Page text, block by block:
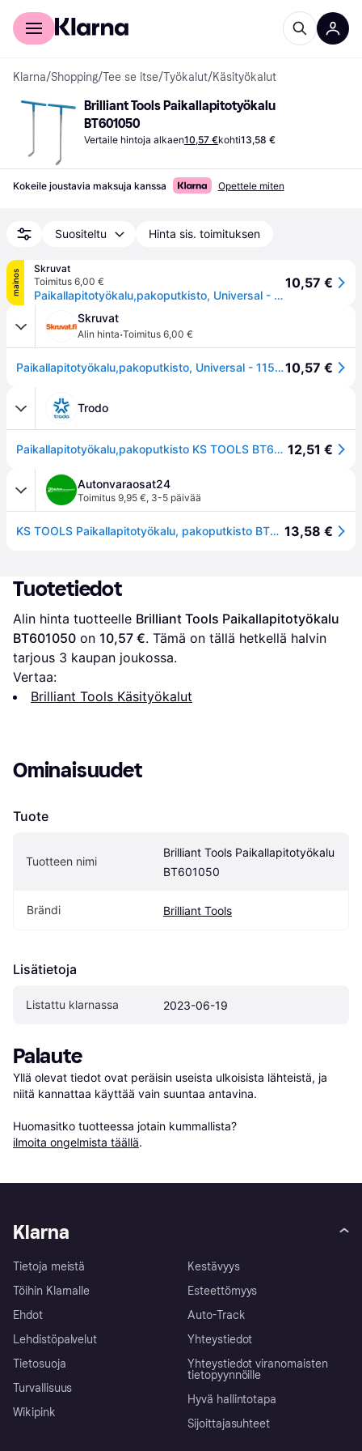
Kuluttajille
Klarna/Shopping/Tee se itse/Työkalut/Käsityökalut
Brilliant Tools Paikallapitotyökalu
BT601050
Vertaile hintoja alkaen10,57 €kohti13,58 €
Kokeile joustavia maksuja kanssa Opettele miten
Suositeltu Hinta sis. toimituksen
mainos
Skruvat
Toimitus 6,00 €
Paikallapitotyökalu,pakoputkisto, Universal - 1154345
10,57 €
Skruvat
Alin hinta·Toimitus 6,00 €
Paikallapitotyökalu,pakoputkisto, Universal - 115434510,57 €
Trodo
Paikallapitotyökalu,pakoputkisto KS TOOLS BT601050 12,51 €
Autonvaraosat24
Toimitus 9,95 €, 3-5 päivää
KS TOOLS Paikallapitotyökalu, pakoputkisto BT601050 13,58 €
Tuotetiedot
Alin hinta tuotteelle Brilliant Tools Paikallapitotyökalu
BT601050 on 10,57 €. Tämä on tällä hetkellä halvin
tarjous 3 kaupan joukossa.
Vertaa:
Brilliant Tools Käsityökalut
Ominaisuudet
Tuote
Tuotteen nimi
Brilliant Tools Paikallapitotyökalu
BT601050
Brändi Brilliant Tools
Lisätietoja
Listattu klarnassa 2023-06-19
Palaute
Yllä olevat tiedot ovat peräisin useista ulkoisista lähteistä, ja
niitä kannattaa käyttää vain suuntaa antavina.
Huomasitko tuotteessa jotain kummallista?
ilmoita ongelmista täällä.
Klarna
Tietoja meistä
Töihin Klarnalle
Ehdot
Lehdistöpalvelut
Tietosuoja
Turvallisuus
Wikipink
Kestävyys
Esteettömyys
Auto-Track
Yhteystiedot
Yhteystiedot viranomaisten
tietopyynnöille
Hyvä hallintotapa
Sijoittajasuhteet